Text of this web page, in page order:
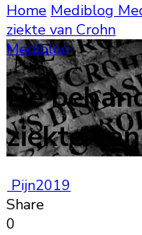
Home Mediblog
ziekte van Crohn
Mediblog
De
ziekte
Pijn2019
Share
0